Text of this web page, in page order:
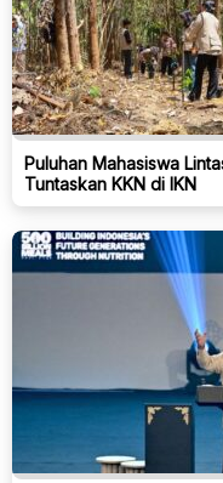
Puluhan Mahasiswa
Tuntaskan KKN di IKN